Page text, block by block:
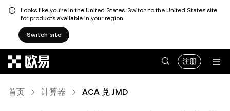
Looks like you're in the United States. Switch to the United States site
for products available in your region.
Switch site
注册
首页 计算器 ACA 兑 JMD